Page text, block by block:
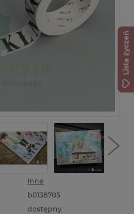
Inne
b0138705
dostępny
Lista życzeń